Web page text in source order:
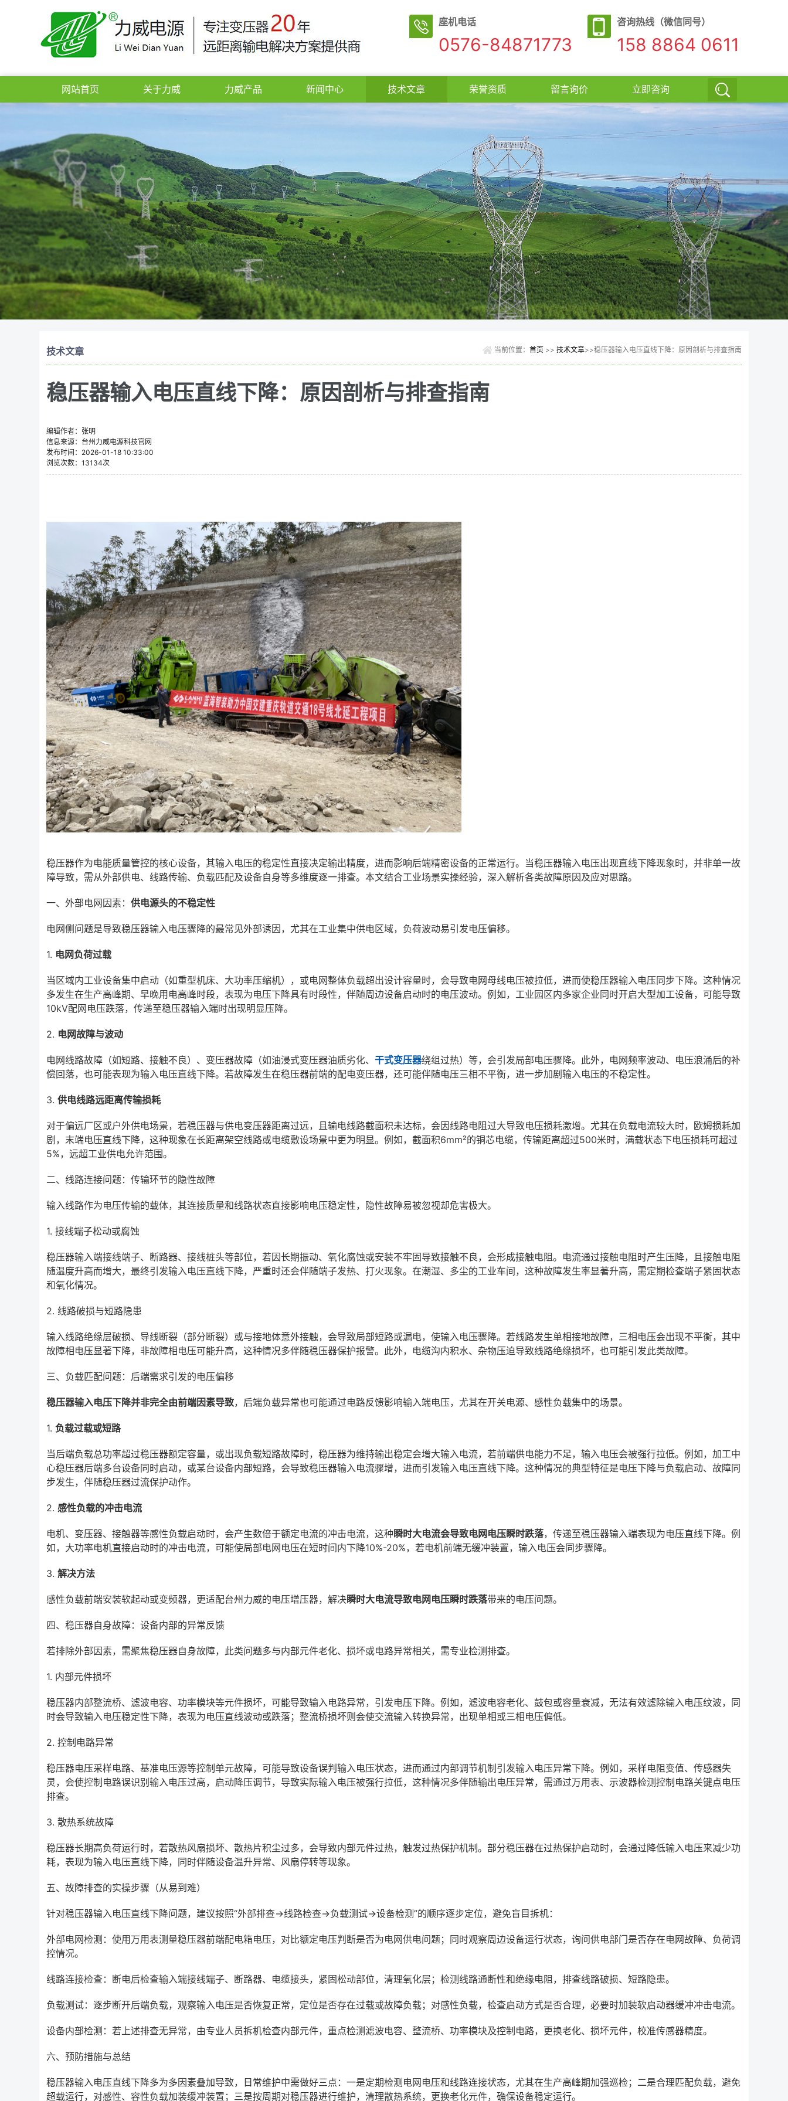
座机电话
0576-84871773
咨询热线（微信同号）
158 8864 0611
网站首页 关于力威 力威产品 新闻中心 技术文章 荣誉资质 留言询价 立即咨询
技术文章 当前位置： 首页>> 技术文章>>稳压器输入电压直线下降：原因剖析与排查指南
稳压器输入电压直线下降：原因剖析与排查指南
编辑作者：张明
信息来源：台州力威电源科技官网
发布时间：2026-01-18 10:33:00
浏览次数：13134次
稳压器作为电能质量管控的核心设备，其输入电压的稳定性直接决定输出精度，进而影响后端精密设备的正常运行。当稳压器输入电压出现直线下降现象时，并非单一故
障导致，需从外部供电、线路传输、负载匹配及设备自身等多维度逐一排查。本文结合工业场景实操经验，深入解析各类故障原因及应对思路。
一、外部电网因素：供电源头的不稳定性
电网侧问题是导致稳压器输入电压骤降的最常见外部诱因，尤其在工业集中供电区域，负荷波动易引发电压偏移。
1. 电网负荷过载
当区域内工业设备集中启动（如重型机床、大功率压缩机），或电网整体负载超出设计容量时，会导致电网母线电压被拉低，进而使稳压器输入电压同步下降。这种情况
多发生在生产高峰期、早晚用电高峰时段，表现为电压下降具有时段性，伴随周边设备启动时的电压波动。例如，工业园区内多家企业同时开启大型加工设备，可能导致
10kV配网电压跌落，传递至稳压器输入端时出现明显压降。
2. 电网故障与波动
电网线路故障（如短路、接触不良）、变压器故障（如油浸式变压器油质劣化、干式变压器绕组过热）等，会引发局部电压骤降。此外，电网频率波动、电压浪涌后的补
偿回落，也可能表现为输入电压直线下降。若故障发生在稳压器前端的配电变压器，还可能伴随电压三相不平衡，进一步加剧输入电压的不稳定性。
3.供电线路远距离传输损耗
对于偏远厂区或户外供电场景，若稳压器与供电变压器距离过远，且输电线路截面积未达标，会因线路电阻过大导致电压损耗激增。尤其在负载电流较大时，欧姆损耗加
剧，末端电压直线下降，这种现象在长距离架空线路或电缆敷设场景中更为明显。例如，截面积6mm²的铜芯电缆，传输距离超过500米时，满载状态下电压损耗可超过
5%，远超工业供电允许范围。
二、线路连接问题：传输环节的隐性故障
输入线路作为电压传输的载体，其连接质量和线路状态直接影响电压稳定性，隐性故障易被忽视却危害极大。
1. 接线端子松动或腐蚀
稳压器输入端接线端子、断路器、接线桩头等部位，若因长期振动、氧化腐蚀或安装不牢固导致接触不良，会形成接触电阻。电流通过接触电阻时产生压降，且接触电阻
随温度升高而增大，最终引发输入电压直线下降，严重时还会伴随端子发热、打火现象。在潮湿、多尘的工业车间，这种故障发生率显著升高，需定期检查端子紧固状态
和氧化情况。
2. 线路破损与短路隐患
输入线路绝缘层破损、导线断裂（部分断裂）或与接地体意外接触，会导致局部短路或漏电，使输入电压骤降。若线路发生单相接地故障，三相电压会出现不平衡，其中
故障相电压显著下降，非故障相电压可能升高，这种情况多伴随稳压器保护报警。此外，电缆沟内积水、杂物压迫导致线路绝缘损坏，也可能引发此类故障。
三、负载匹配问题：后端需求引发的电压偏移
稳压器输入电压下降并非完全由前端因素导致，后端负载异常也可能通过电路反馈影响输入端电压，尤其在开关电源、感性负载集中的场景。
1.负载过载或短路
当后端负载总功率超过稳压器额定容量，或出现负载短路故障时，稳压器为维持输出稳定会增大输入电流，若前端供电能力不足，输入电压会被强行拉低。例如，加工中
心稳压器后端多台设备同时启动，或某台设备内部短路，会导致稳压器输入电流骤增，进而引发输入电压直线下降。这种情况的典型特征是电压下降与负载启动、故障同
步发生，伴随稳压器过流保护动作。
2.感性负载的冲击电流
电机、变压器、接触器等感性负载启动时，会产生数倍于额定电流的冲击电流，这种瞬时大电流会导致电网电压瞬时跌落，传递至稳压器输入端表现为电压直线下降。例
如，大功率电机直接启动时的冲击电流，可能使局部电网电压在短时间内下降10%-20%，若电机前端无缓冲装置，输入电压会同步骤降。
3.解决方法
感性负载前端安装软起动或变频器，更适配台州力威的电压增压器，解决瞬时大电流导致电网电压瞬时跌落带来的电压问题。
四、稳压器自身故障：设备内部的异常反馈
若排除外部因素，需聚焦稳压器自身故障，此类问题多与内部元件老化、损坏或电路异常相关，需专业检测排查。
1. 内部元件损坏
稳压器内部整流桥、滤波电容、功率模块等元件损坏，可能导致输入电路异常，引发电压下降。例如，滤波电容老化、鼓包或容量衰减，无法有效滤除输入电压纹波，同
时会导致输入电压稳定性下降，表现为电压直线波动或跌落；整流桥损坏则会使交流输入转换异常，出现单相或三相电压偏低。
2. 控制电路异常
稳压器电压采样电路、基准电压源等控制单元故障，可能导致设备误判输入电压状态，进而通过内部调节机制引发输入电压异常下降。例如，采样电阻变值、传感器失
灵，会使控制电路误识别输入电压过高，启动降压调节，导致实际输入电压被强行拉低，这种情况多伴随输出电压异常，需通过万用表、示波器检测控制电路关键点电压
排查。
3. 散热系统故障
稳压器长期高负荷运行时，若散热风扇损坏、散热片积尘过多，会导致内部元件过热，触发过热保护机制。部分稳压器在过热保护启动时，会通过降低输入电压来减少功
耗，表现为输入电压直线下降，同时伴随设备温升异常、风扇停转等现象。
五、故障排查的实操步骤（从易到难）
针对稳压器输入电压直线下降问题，建议按照“外部排查→线路检查→负载测试→设备检测”的顺序逐步定位，避免盲目拆机：
外部电网检测：使用万用表测量稳压器前端配电箱电压，对比额定电压判断是否为电网供电问题；同时观察周边设备运行状态，询问供电部门是否存在电网故障、负荷调
控情况。
线路连接检查：断电后检查输入端接线端子、断路器、电缆接头，紧固松动部位，清理氧化层；检测线路通断性和绝缘电阻，排查线路破损、短路隐患。
负载测试：逐步断开后端负载，观察输入电压是否恢复正常，定位是否存在过载或故障负载；对感性负载，检查启动方式是否合理，必要时加装软启动器缓冲冲击电流。
设备内部检测：若上述排查无异常，由专业人员拆机检查内部元件，重点检测滤波电容、整流桥、功率模块及控制电路，更换老化、损坏元件，校准传感器精度。
六、预防措施与总结
稳压器输入电压直线下降多为多因素叠加导致，日常维护中需做好三点：一是定期检测电网电压和线路连接状态，尤其在生产高峰期加强巡检；二是合理匹配负载，避免
超载运行，对感性、容性负载加装缓冲装置；三是按周期对稳压器进行维护，清理散热系统，更换老化元件，确保设备稳定运行。